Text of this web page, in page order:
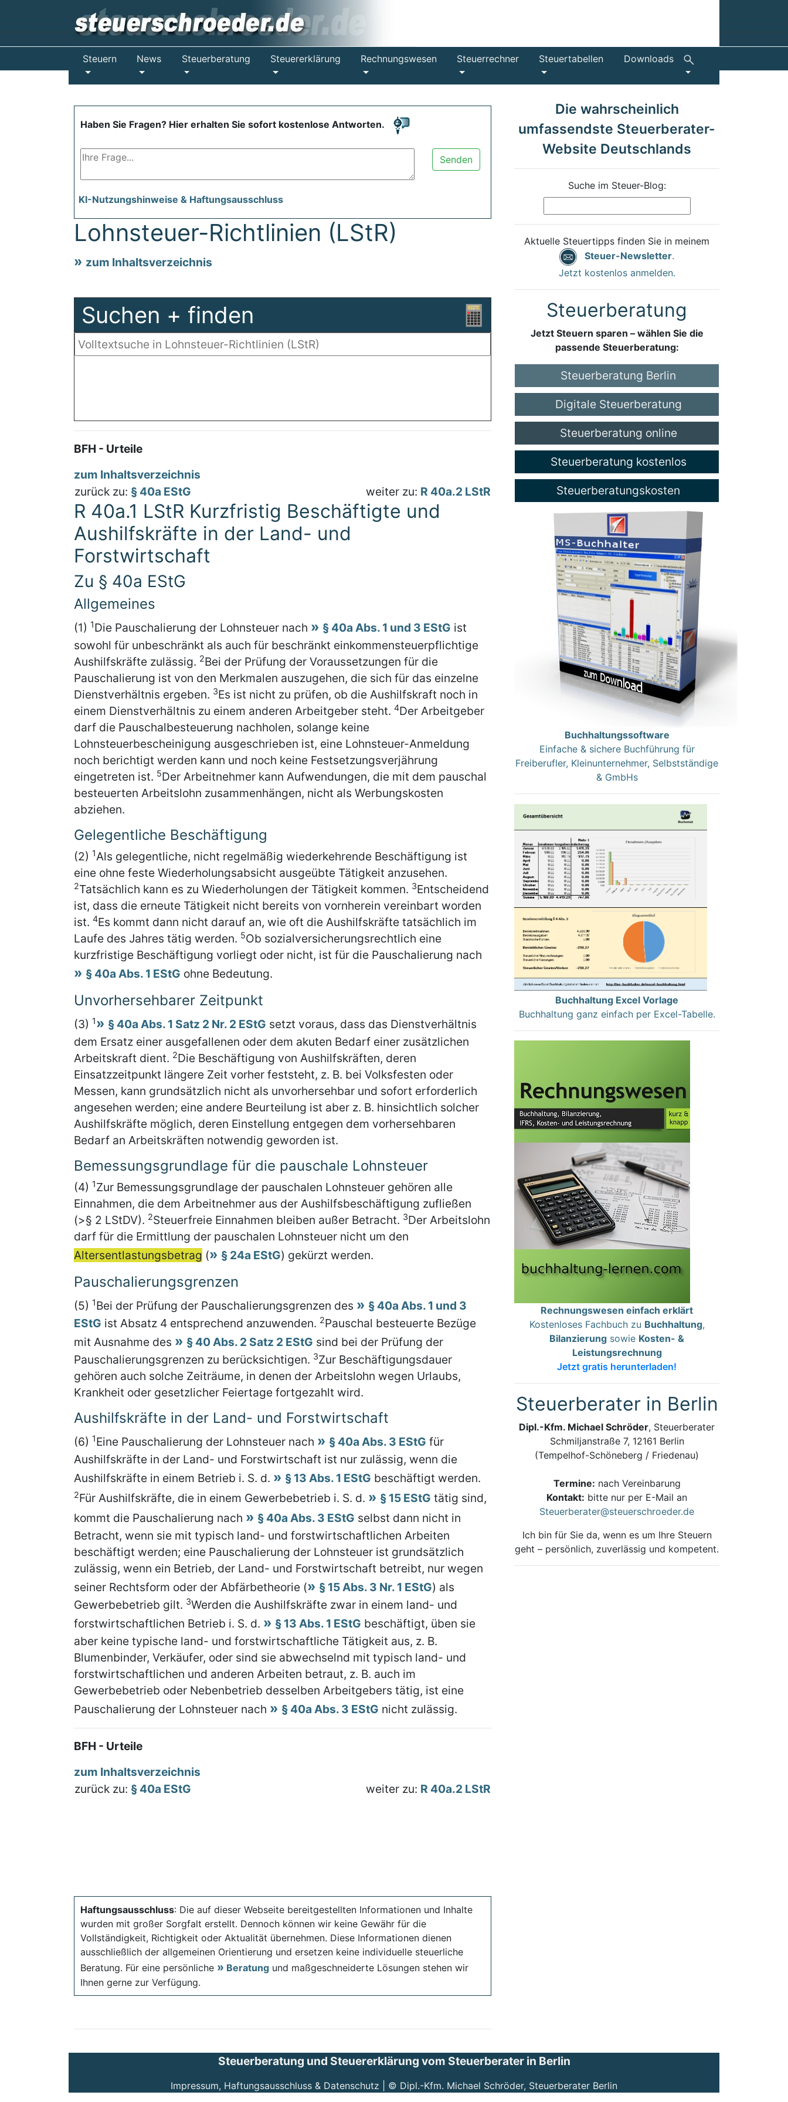
Steuern News Steuerberatung Steuererklärung Rechnungswesen Steuerrechner Steuertabellen Downloads
Haben Sie Fragen? Hier erhalten Sie sofort kostenlose Antworten.
Senden
KI-Nutzungshinweise & Haftungsausschluss
Lohnsteuer-Richtlinien (LStR)
zum Inhaltsverzeichnis
Suchen + finden
BFH - Urteile
zum Inhaltsverzeichnis
zurück zu: § 40a EStG weiter zu: R 40a.2 LStR
R 40a.1 LStR Kurzfristig Beschäftigte und
Aushilfskräfte in der Land- und
Forstwirtschaft
Zu § 40a EStG
Allgemeines
(1) 1Die Pauschalierung der Lohnsteuer nach § 40a Abs. 1 und 3 EStG ist
sowohl für unbeschränkt als auch für beschränkt einkommensteuerpflichtige
Aushilfskräfte zulässig. 2Bei der Prüfung der Voraussetzungen für die
Pauschalierung ist von den Merkmalen auszugehen, die sich für das einzelne
Dienstverhältnis ergeben. 3Es ist nicht zu prüfen, ob die Aushilfskraft noch in
einem Dienstverhältnis zu einem anderen Arbeitgeber steht. 4Der Arbeitgeber
darf die Pauschalbesteuerung nachholen, solange keine
Lohnsteuerbescheinigung ausgeschrieben ist, eine Lohnsteuer-Anmeldung
noch berichtigt werden kann und noch keine Festsetzungsverjährung
eingetreten ist. 5Der Arbeitnehmer kann Aufwendungen, die mit dem pauschal
besteuerten Arbeitslohn zusammenhängen, nicht als Werbungskosten
abziehen.
Gelegentliche Beschäftigung
(2) 1Als gelegentliche, nicht regelmäßig wiederkehrende Beschäftigung ist
eine ohne feste Wiederholungsabsicht ausgeübte Tätigkeit anzusehen.
2Tatsächlich kann es zu Wiederholungen der Tätigkeit kommen. 3Entscheidend
ist, dass die erneute Tätigkeit nicht bereits von vornherein vereinbart worden
ist. 4Es kommt dann nicht darauf an, wie oft die Aushilfskräfte tatsächlich im
Laufe des Jahres tätig werden. 5Ob sozialversicherungsrechtlich eine
kurzfristige Beschäftigung vorliegt oder nicht, ist für die Pauschalierung nach
§ 40a Abs. 1 EStG ohne Bedeutung.
Unvorhersehbarer Zeitpunkt
(3) 1 § 40a Abs. 1 Satz 2 Nr. 2 EStG setzt voraus, dass das Dienstverhältnis
dem Ersatz einer ausgefallenen oder dem akuten Bedarf einer zusätzlichen
Arbeitskraft dient. 2Die Beschäftigung von Aushilfskräften, deren
Einsatzzeitpunkt längere Zeit vorher feststeht, z. B. bei Volksfesten oder
Messen, kann grundsätzlich nicht als unvorhersehbar und sofort erforderlich
angesehen werden; eine andere Beurteilung ist aber z. B. hinsichtlich solcher
Aushilfskräfte möglich, deren Einstellung entgegen dem vorhersehbaren
Bedarf an Arbeitskräften notwendig geworden ist.
Bemessungsgrundlage für die pauschale Lohnsteuer
(4) 1Zur Bemessungsgrundlage der pauschalen Lohnsteuer gehören alle
Einnahmen, die dem Arbeitnehmer aus der Aushilfsbeschäftigung zufließen
(>§ 2 LStDV). 2Steuerfreie Einnahmen bleiben außer Betracht. 3Der Arbeitslohn
darf für die Ermittlung der pauschalen Lohnsteuer nicht um den
Altersentlastungsbetrag ( § 24a EStG) gekürzt werden.
Pauschalierungsgrenzen
(5) 1Bei der Prüfung der Pauschalierungsgrenzen des
§ 40a Abs. 1 und 3
EStG ist Absatz 4 entsprechend anzuwenden. 2Pauschal besteuerte Bezüge
mit Ausnahme des
§ 40 Abs. 2 Satz 2 EStG sind bei der Prüfung der
Pauschalierungsgrenzen zu berücksichtigen. 3Zur Beschäftigungsdauer
gehören auch solche Zeiträume, in denen der Arbeitslohn wegen Urlaubs,
Krankheit oder gesetzlicher Feiertage fortgezahlt wird.
Aushilfskräfte in der Land- und Forstwirtschaft
(6) 1Eine Pauschalierung der Lohnsteuer nach § 40a Abs. 3 EStG für
Aushilfskräfte in der Land- und Forstwirtschaft ist nur zulässig, wenn die
Aushilfskräfte in einem Betrieb i. S. d.
§ 13 Abs. 1 EStG beschäftigt werden.
2Für Aushilfskräfte, die in einem Gewerbebetrieb i. S. d. § 15 EStG tätig sind,
kommt die Pauschalierung nach
§ 40a Abs. 3 EStG selbst dann nicht in
Betracht, wenn sie mit typisch land- und forstwirtschaftlichen Arbeiten
beschäftigt werden; eine Pauschalierung der Lohnsteuer ist grundsätzlich
zulässig, wenn ein Betrieb, der Land- und Forstwirtschaft betreibt, nur wegen
seiner Rechtsform oder der Abfärbetheorie (
§ 15 Abs. 3 Nr. 1 EStG) als
Gewerbebetrieb gilt. 3Werden die Aushilfskräfte zwar in einem land- und
forstwirtschaftlichen Betrieb i. S. d.
§ 13 Abs. 1 EStG beschäftigt, üben sie
aber keine typische land- und forstwirtschaftliche Tätigkeit aus, z. B.
Blumenbinder, Verkäufer, oder sind sie abwechselnd mit typisch land- und
forstwirtschaftlichen und anderen Arbeiten betraut, z. B. auch im
Gewerbebetrieb oder Nebenbetrieb desselben Arbeitgebers tätig, ist eine
Pauschalierung der Lohnsteuer nach
§ 40a Abs. 3 EStG nicht zulässig.
BFH - Urteile
zum Inhaltsverzeichnis
zurück zu: § 40a EStG weiter zu: R 40a.2 LStR
Haftungsausschluss: Die auf dieser Webseite bereitgestellten Informationen und Inhalte
wurden mit großer Sorgfalt erstellt. Dennoch können wir keine Gewähr für die
Vollständigkeit, Richtigkeit oder Aktualität übernehmen. Diese Informationen dienen
ausschließlich der allgemeinen Orientierung und ersetzen keine individuelle steuerliche
Beratung. Für eine persönliche
Beratung und maßgeschneiderte Lösungen stehen wir
Ihnen gerne zur Verfügung.
Die wahrscheinlich
umfassendste Steuerberater-
Website Deutschlands
Suche im Steuer-Blog:
Aktuelle Steuertipps finden Sie in meinem
Steuer-Newsletter.
Jetzt kostenlos anmelden.
Steuerberatung
Jetzt Steuern sparen – wählen Sie die
passende Steuerberatung:
Steuerberatung Berlin
Digitale Steuerberatung
Steuerberatung online
Steuerberatung kostenlos
Steuerberatungskosten
Buchhaltungssoftware
Einfache & sichere Buchführung für
Freiberufler, Kleinunternehmer, Selbstständige
& GmbHs
Buchhaltung Excel Vorlage
Buchhaltung ganz einfach per Excel-Tabelle.
Rechnungswesen einfach erklärt
Kostenloses Fachbuch zu Buchhaltung,
Bilanzierung sowie Kosten- &
Leistungsrechnung
Jetzt gratis herunterladen!
Steuerberater in Berlin
Dipl.-Kfm. Michael Schröder, Steuerberater
Schmiljanstraße 7, 12161 Berlin
(Tempelhof-Schöneberg / Friedenau)
Termine: nach Vereinbarung
Kontakt: bitte nur per E-Mail an
Steuerberater@steuerschroeder.de
Ich bin für Sie da, wenn es um Ihre Steuern
geht – persönlich, zuverlässig und kompetent.
Steuerberatung und Steuererklärung vom Steuerberater in Berlin
Impressum, Haftungsausschluss & Datenschutz | © Dipl.-Kfm. Michael Schröder, Steuerberater Berlin